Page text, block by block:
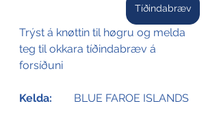
Tíðindabræv
Trýst á knøttin til høgru og melda
teg til okkara tíðindabræv á
forsíðuni
Kelda:
	BLUE FAROE ISLANDS